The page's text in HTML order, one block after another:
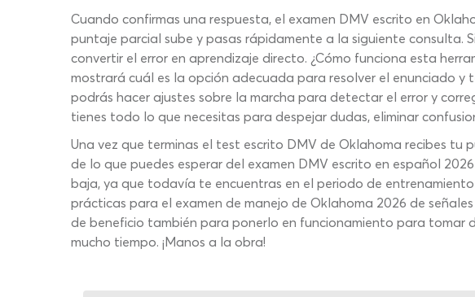
Cuando confirmas una respuesta, el examen DMV escrito en
puntaje parcial sube y pasas rápidamente a la siguiente
convertir el error en aprendizaje directo. ¿Cómo funciona esta
mostrará cuál es la opción adecuada para resolver el enunciado
podrás hacer ajustes sobre la marcha para detectar el error y
tienes todo lo que necesitas para despejar dudas, eliminar
Una vez que terminas el test escrito DMV de Oklahoma recibes
de lo que puedes esperar del examen DMV escrito en español
baja, ya que todavía te encuentras en el periodo de
prácticas para el examen de manejo de Oklahoma 2026 de
de beneficio también para ponerlo en funcionamiento para tomar
mucho tiempo. ¡Manos a la obra!